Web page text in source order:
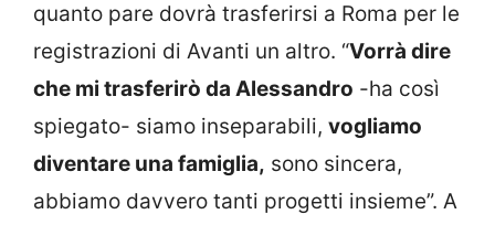
quanto pare dovrà trasferirsi a Roma per le
registrazioni di Avanti un altro. “Vorrà dire
che mi trasferirò da Alessandro -ha così
spiegato- siamo inseparabili, vogliamo
diventare una famiglia, sono sincera,
abbiamo davvero tanti progetti insieme”. A